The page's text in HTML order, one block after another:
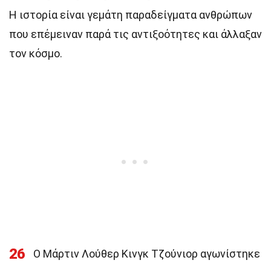
Η ιστορία είναι γεμάτη παραδείγματα ανθρώπων
που επέμειναν παρά τις αντιξοότητες και άλλαξαν
τον κόσμο.
26
Ο Μάρτιν Λούθερ Κινγκ Τζούνιορ αγωνίστηκε